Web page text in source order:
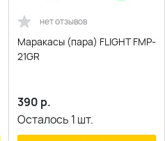
нет отзывов
Маракасы (пара) FLIGHT FMP-
21GR
390 р.
Осталось 1 шт.